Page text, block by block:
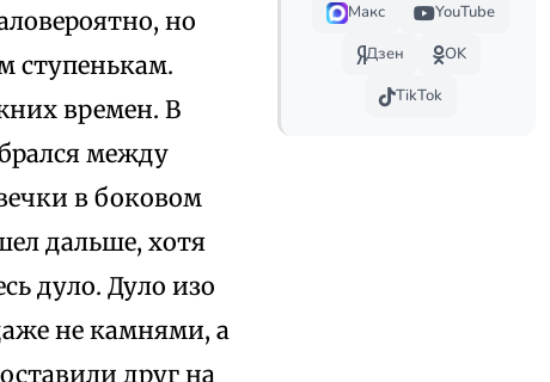
но
ступенькам.
времен. В
между
в боковом
дальше, хотя
дуло. Дуло изо
не камнями, а
друг на
Макс
YouTube
Дзен
OK
TikTok